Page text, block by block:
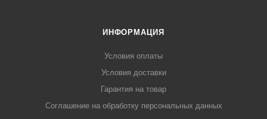
ИНФОРМАЦИЯ
Условия оплаты
Условия доставки
Гарантия на товар
Соглашение на обработку персональных данных